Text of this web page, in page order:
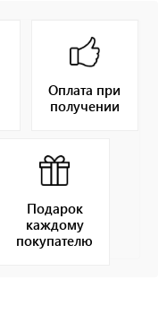
Оплата при
получении
Подарок
каждому
покупателю